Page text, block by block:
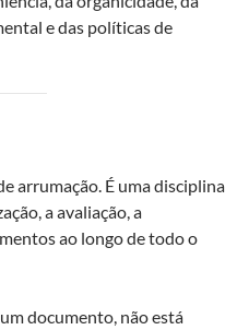
e das políticas de
arrumação. É uma disciplina
a avaliação, a
ao longo de todo o
documento, não está